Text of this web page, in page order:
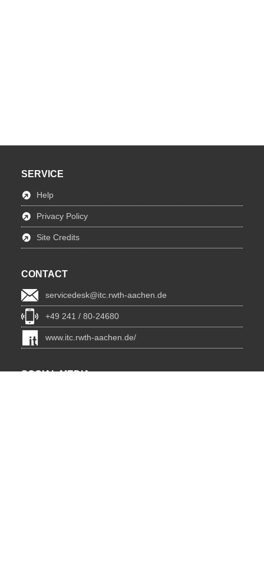
SERVICE
Help
Privacy Policy
Site Credits
CONTACT
servicedesk@itc.rwth-aachen.de
+49 241 / 80-24680
www.itc.rwth-aachen.de/
SOCIAL MEDIA